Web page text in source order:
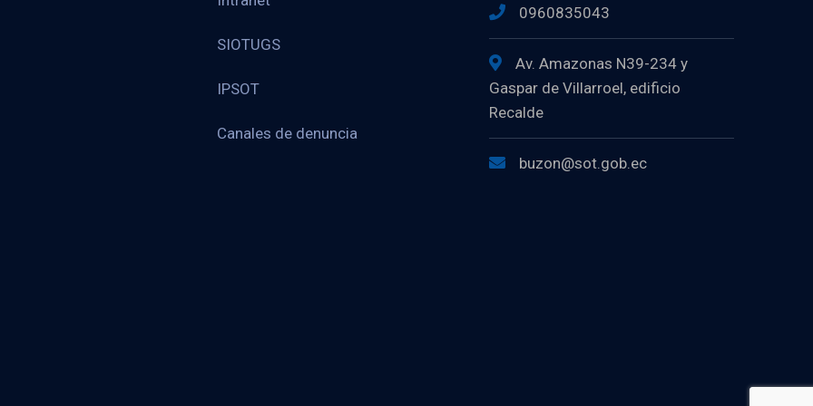
SIOTUGS
IPSOT
Canales de denuncia
0960835043
Av. Amazonas N39-234 y
Gaspar de Villarroel, edificio
Recalde
buzon@sot.gob.ec